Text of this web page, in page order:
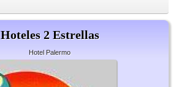
Hoteles 2 Estrellas
Hotel Palermo